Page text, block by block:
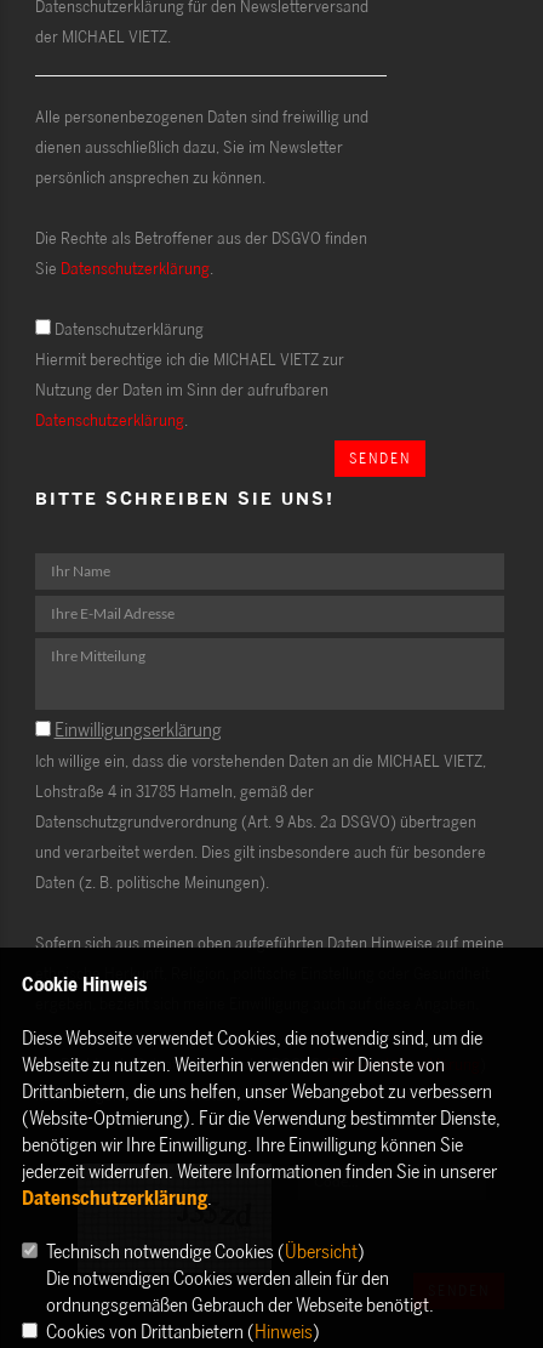
Datenschutzerklärung für den Newsletterversand
der MICHAEL VIETZ.
Alle personenbezogenen Daten sind freiwillig und
dienen ausschließlich dazu, Sie im Newsletter
persönlich ansprechen zu können.
Die Rechte als Betroffener aus der DSGVO finden
Sie Datenschutzerklärung.
Datenschutzerklärung
Hiermit berechtige ich die MICHAEL VIETZ zur
Nutzung der Daten im Sinn der aufrufbaren
Datenschutzerklärung.
SENDEN
BITTE SCHREIBEN SIE UNS!
Einwilligungserklärung
Ich willige ein, dass die vorstehenden Daten an die MICHAEL VIETZ,
Lohstraße 4 in 31785 Hameln, gemäß der
Datenschutzgrundverordnung (Art. 9 Abs. 2a DSGVO) übertragen
und verarbeitet werden. Dies gilt insbesondere auch für besondere
Daten (z. B. politische Meinungen).
Sofern sich aus meinen oben aufgeführten Daten Hinweise auf meine
ethnische Herkunft, Religion, politische Einstellung oder Gesundheit
Die Rechte als Betroffener aus der DSGVO ( Datenschutzerklärung
habe ich gelesen und verstanden.
Cookie Hinweis
Diese Webseite verwendet Cookies, die notwendig sind, um die
Webseite zu nutzen. Weiterhin verwenden wir Dienste von
Drittanbietern, die uns helfen, unser Webangebot zu verbessern
(Website-Optmierung). Für die Verwendung bestimmter Dienste,
benötigen wir Ihre Einwilligung. Ihre Einwilligung können Sie
jederzeit widerrufen. Weitere Informationen finden Sie in unserer
Datenschutzerklärung.
Technisch notwendige Cookies (Übersicht)
Die notwendigen Cookies werden allein für den
ordnungsgemäßen Gebrauch der Webseite benötigt.
Cookies von Drittanbietern (Hinweis)